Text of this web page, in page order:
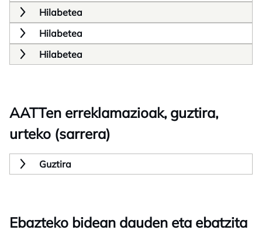
Hilabetea
Hilabetea
Hilabetea
AATTen erreklamazioak, guztira,
urteko (sarrera)
Guztira
Ebazteko bidean dauden eta ebatzita